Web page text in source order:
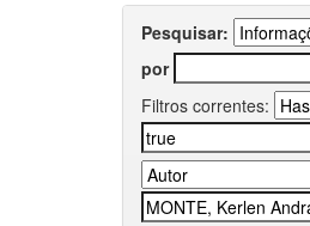
Pesquisar:
por
Filtros correntes: